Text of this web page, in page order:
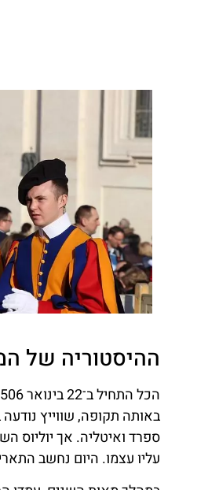
ההיסטוריה של
באותה תקופה, שווייץ
ספרד ואיטליה. אך יוליוס
עליו עצמו. היום נחשב